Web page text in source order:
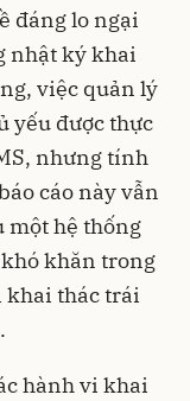
đáng lo ngại
nhật ký khai
việc quản lý
yếu được thực
nhưng tính
cáo này vẫn
một hệ thống
khăn trong
khai thác trái
hành vi khai